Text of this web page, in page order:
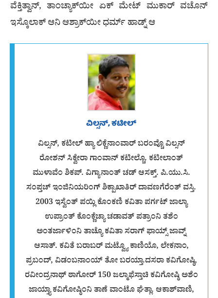
ವೆಕ್ತಿತ್ವಾನ್, ತಾಂಚ್ಯಾಕ್‌ಯೀ ಏಕ್ ಮೇಟ್ ಮುಕಾರ್ ವಚೊನ್
ಇಸ್ಕೊಲಾಕ್ ಆನಿ ಆಶ್ರಾಕ್‌ಯೀ ಧರ್ಮ್ ಹಾಡ್ನ್ ಆ
ವಿಲ್ಸನ್, ಕಟೀಲ್
ವಿಲ್ಸನ್, ಕಟೀಲ್ ಹ್ಯಾ ಲಿಕ್ಣೆನಾಂವಾರ್ ಬರಂವ್ಚೊ ವಿಲ್ಸನ್
ರೋಶನ್ ಸಿಕ್ವೇರಾ ಗಾಂವಾನ್ ಕಟೀಲ್ಚೊ. ಕಟೀಲಾಂತ್
ಮುಳಾವೆಂ ಶಿಕಪ್. ವಿಗ್ಯಾನಾಂತ್ ಚಡ್ ಆಸಕ್ತ್. ಪಿ.ಯು.ಸಿ.
ಸಂಪ್ತಚ್ ಇಂಜಿನಿಯರಿಂಗ್ ಶಿಕ್ಪಾಖಾತಿರ್ ದಾವಣಗೆರೆಂತ್ ವಸ್ತಿ.
2003 ಇಸ್ವೆಂತ್ ಪಯ್ಲಿ ಕೊಂಕಣಿ ಕವಿತಾ ಪರ್ಗಟ್ ಜಾಲ್ಯಾ
ಉಪ್ರಾಂತ್ ಕೊಂಕ್ಣೆಚ್ಯಾ ಚಡಾವತ್ ಪತ್ರಾಂನಿ ತಶೆಂ
ಅಂತರ್ಜಾಳಿಂನಿ ತಾಚ್ಯೊ ಕವಿತಾ ಸರಾಗ್ ಫಾಯ್ಸ್ ಜಾವ್ನ್
ಆಸಾತ್. ಕವಿತೆ ಬರಾಬರ್ ಮಟ್ವ್ಯೊ ಕಾಣಿಯೊ, ಲೇಕನಾಂ,
ಪ್ರಬಂದ್, ವಿಡಂಬನಾಂಯ್ ತೋ ಬರಯ್ತಾ.ದಸರಾ ಕವಿಗೋಷ್ಠಿ,
ರವೀಂದ್ರನಾಥ್ ಠಾಗೋರ್ 150 ಜಲ್ಮಾಫೆಸ್ತಾಚಿ ಕವಿಗೋಷ್ಠಿ ಅಶೆಂ
ಜಾಯ್ತ್ಯಾ ಕವಿಗೋಷ್ಠಿಂನಿ ತಾಣೆ ವಾಂಟೊ ಘೆತ್ಲಾ. ಆಕಾಶ್‌ವಾಣಿ,